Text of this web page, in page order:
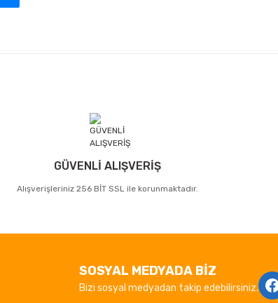
GÜVENLİ ALIŞVERİŞ
Alışverişleriniz 256 BİT SSL ile korunmaktadır.
SOSYAL MEDYADA BİZ
Bizi sosyal medyadan takip edebilirsiniz.